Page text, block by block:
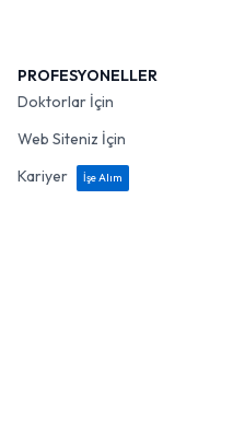
PROFESYONELLER
Doktorlar İçin
Web Siteniz İçin
Kariyer
İşe Alım